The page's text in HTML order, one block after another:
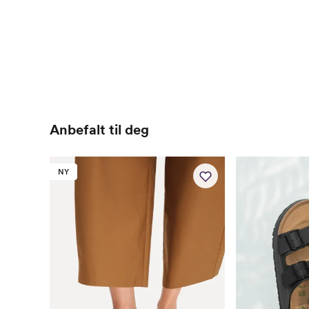
Anbefalt til deg
NY